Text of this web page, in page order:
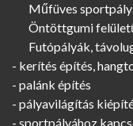
Műfüves
Öntöttgumi
Futópályák,
- kerítés építés,
- palánk építés
- pályavilágítás
- sportpályához